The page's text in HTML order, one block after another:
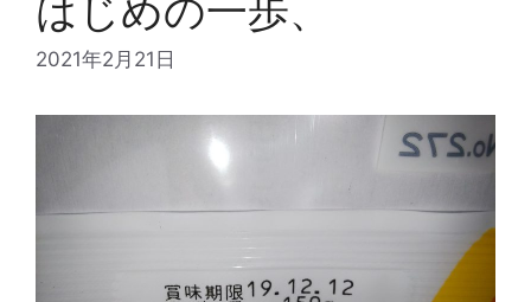
はじめの一歩、
2021年2月21日